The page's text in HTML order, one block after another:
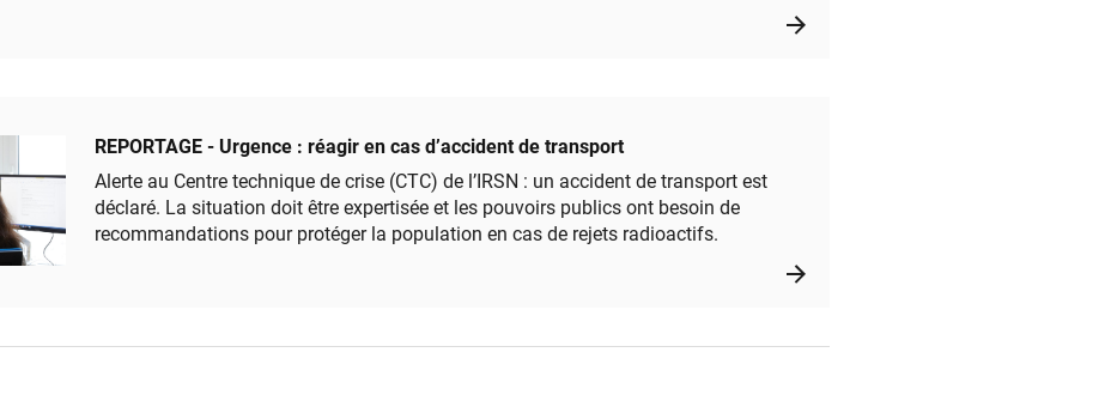
REPORTAGE - Urgence : réagir en cas d’accident de transport
Alerte au Centre technique de crise (CTC) de l’IRSN : un accident de transport est
déclaré. La situation doit être expertisée et les pouvoirs publics ont besoin de
recommandations pour protéger la population en cas de rejets radioactifs.